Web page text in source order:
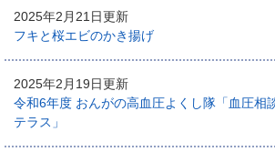
2025年2月21日更新
フキと桜エビのかき揚げ
2025年2月19日更新
令和6年度 おんがの高血圧よくし隊「血圧相
テラス」